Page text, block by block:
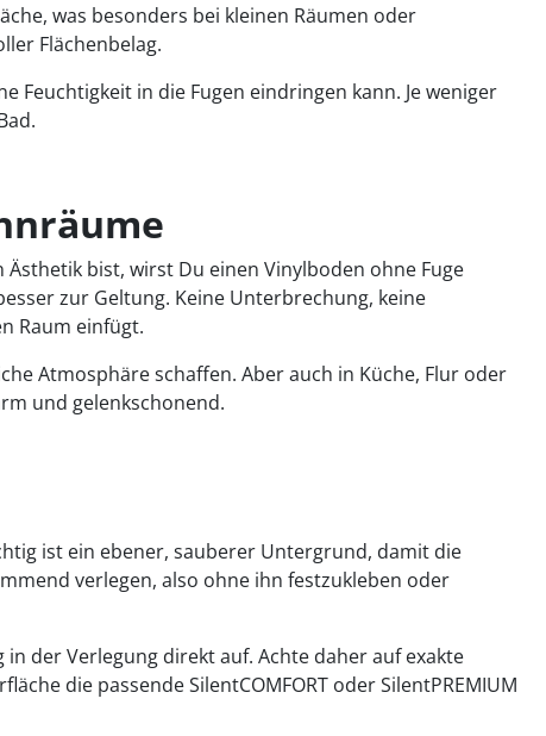
was besonders bei kleinen Räumen oder
Flächenbelag.
Feuchtigkeit in die Fugen eindringen kann. Je weniger
bist, wirst Du einen Vinylboden ohne Fuge
zur Geltung. Keine Unterbrechung, keine
Raum einfügt.
Atmosphäre schaffen. Aber auch in Küche, Flur oder
und gelenkschonend.
ist ein ebener, sauberer Untergrund, damit die
verlegen, also ohne ihn festzukleben oder
der Verlegung direkt auf. Achte daher auf exakte
die passende SilentCOMFORT oder SilentPREMIUM